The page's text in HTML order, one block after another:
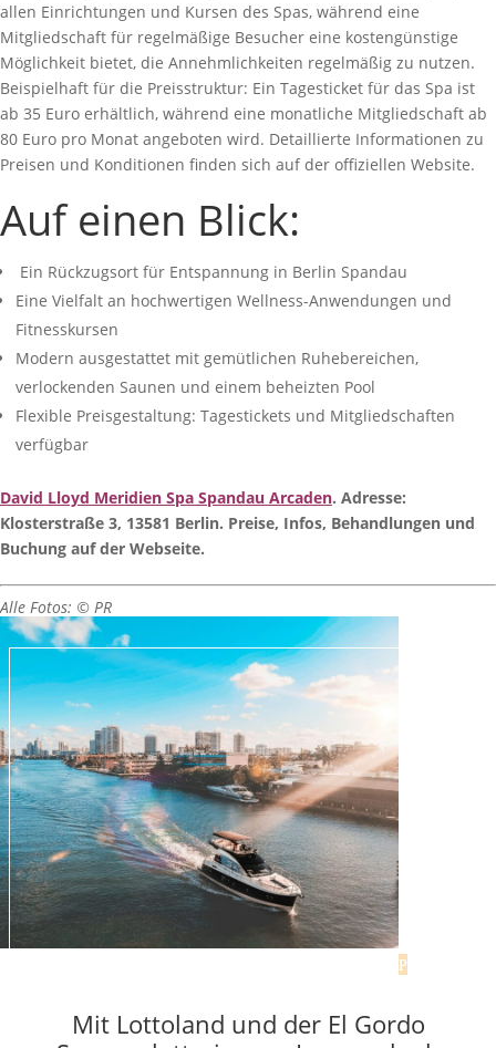
allen Einrichtungen und Kursen des Spas, während eine
Mitgliedschaft für regelmäßige Besucher eine kostengünstige
Möglichkeit bietet, die Annehmlichkeiten regelmäßig zu nutzen.
Beispielhaft für die Preisstruktur: Ein Tagesticket für das Spa ist
ab 35 Euro erhältlich, während eine monatliche Mitgliedschaft ab
80 Euro pro Monat angeboten wird. Detaillierte Informationen zu
Preisen und Konditionen finden sich auf der offiziellen Website.
Auf einen Blick:
Ein Rückzugsort für Entspannung in Berlin Spandau
Eine Vielfalt an hochwertigen Wellness-Anwendungen und
Fitnesskursen
Modern ausgestattet mit gemütlichen Ruhebereichen,
verlockenden Saunen und einem beheizten Pool
Flexible Preisgestaltung: Tagestickets und Mitgliedschaften
verfügbar
David Lloyd Meridien Spa Spandau Arcaden. Adresse:
Klosterstraße 3, 13581 Berlin. Preise, Infos, Behandlungen und
Buchung auf der Webseite.
Alle Fotos: © PR
Zu denbesten Day Spas in Hamburggeht’s hier.
Mit Lottoland und der El Gordo